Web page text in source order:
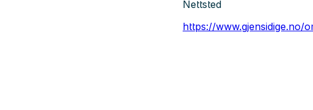
Nettsted
https://www.gjensidige.no/